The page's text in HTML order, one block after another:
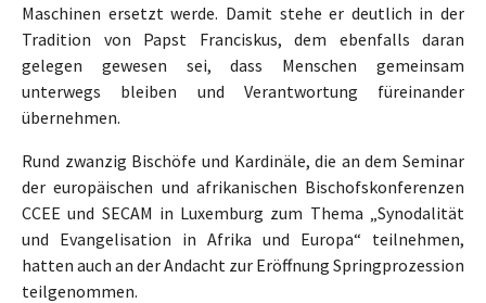
Maschinen ersetzt werde. Damit stehe er deutlich in der
Tradition von Papst Franciskus, dem ebenfalls daran
gelegen gewesen sei, dass Menschen gemeinsam
unterwegs bleiben und Verantwortung füreinander
übernehmen.
Rund zwanzig Bischöfe und Kardinäle, die an dem Seminar
der europäischen und afrikanischen Bischofskonferenzen
CCEE und SECAM in Luxemburg zum Thema „Synodalität
und Evangelisation in Afrika und Europa“ teilnehmen,
hatten auch an der Andacht zur Eröffnung Springprozession
teilgenommen.